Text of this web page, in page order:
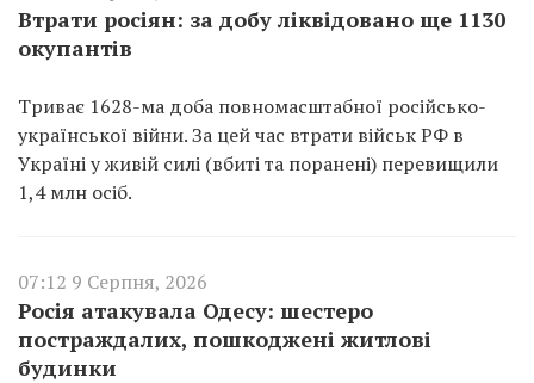
Втрати росіян: за добу ліквідовано ще 1130
окупантів
Триває 1628-ма доба повномасштабної російсько-
української війни. За цей час втрати військ РФ в
Україні у живій силі (вбиті та поранені) перевищили
1,4 млн осіб.
07:12 9 Серпня, 2026
Росія атакувала Одесу: шестеро
постраждалих, пошкоджені житлові
будинки